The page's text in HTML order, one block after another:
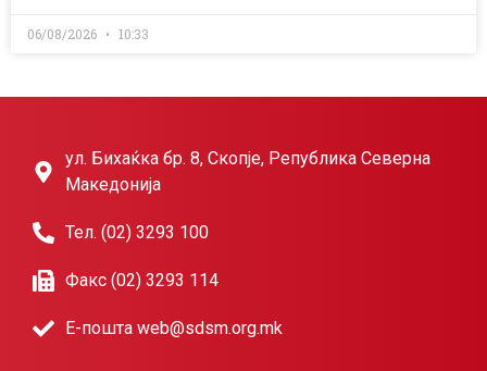
06/08/2026 10:33
ул. Бихаќка бр. 8, Скопје, Република Северна
Македонија
Тел. (02) 3293 100
Факс (02) 3293 114
Е-пошта web@sdsm.org.mk